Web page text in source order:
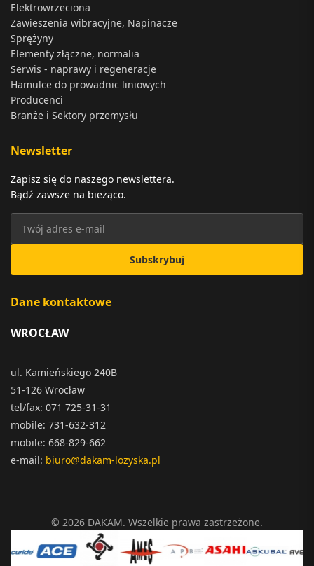
Elektrowrzeciona
Zawieszenia wibracyjne, Napinacze
Sprężyny
Elementy złączne, normalia
Serwis - naprawy i regeneracje
Hamulce do prowadnic liniowych
Producenci
Branże i Sektory przemysłu
Newsletter
Zapisz się do naszego newslettera.
Bądź zawsze na bieżąco.
Subskrybuj
Dane kontaktowe
WROCŁAW
ul. Kamieńskiego 240B
51-126 Wrocław
tel/fax: 071 725-31-31
mobile: 731-632-312
mobile: 668-829-662
e-mail: biuro@dakam-lozyska.pl
© 2026 DAKAM. Wszelkie prawa zastrzeżone.